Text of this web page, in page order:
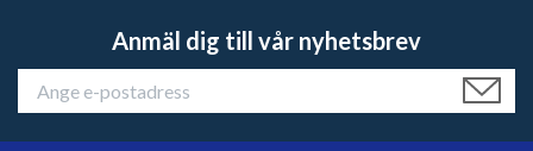
Anmäl dig till vår nyhetsbrev